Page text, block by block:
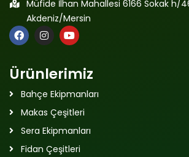
Müfide İlhan Mahallesi 6166 Sokak h/
Akdeniz/Mersin
Ürünlerimiz
Bahçe Ekipmanları
Makas Çeşitleri
Sera Ekipmanları
Fidan Çeşitleri